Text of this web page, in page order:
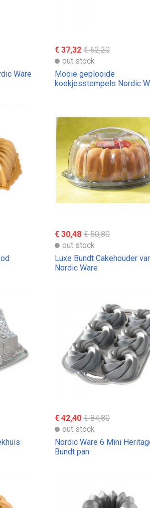
Ware
€ 37,32 € 62,20
out stock
Mooie geplooide
koekjesstempels Nordic
€ 30,48 € 50,80
out stock
Luxe Bundt Cakehouder
Nordic Ware
€ 42,40 € 84,80
out stock
Nordic Ware 6 Mini
Bundt pan